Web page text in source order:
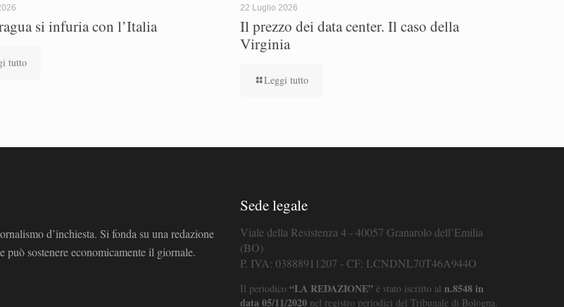
si infuria con l’Italia
tutto
22 Luglio 2026
Il prezzo dei data center. Il caso della
Virginia
Leggi tutto
d’inchiesta. Si fonda su una redazione
sostenere economicamente il giornale.
Sede legale
Viale della Resistenza 4 - 40057 Granarolo dell’Emilia
(BO)
P. IVA: 03888911207 - CF: LCNDNL70T46A944O
Il periodico “LA REDAZIONE”è stato iscritto al n.8548 in
data 05/11/2020nel registro periodici del Tribunale di Bologna.